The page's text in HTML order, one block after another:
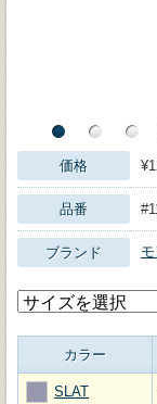
価格
品番
ブランド
カラー
SLAT